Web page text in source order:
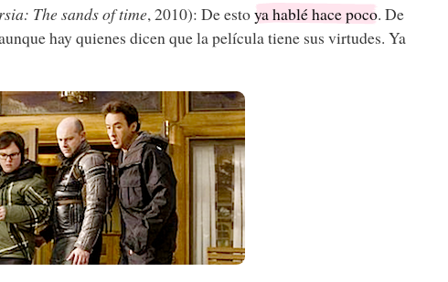
The sands of time, 2010): De estoya hablé hace poco. De
hay quienes dicen que la película tiene sus virtudes. Ya